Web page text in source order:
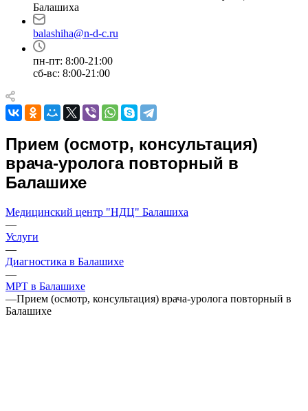
Балашиха
balashiha@n-d-c.ru
пн-пт: 8:00-21:00
сб-вс: 8:00-21:00
Прием (осмотр, консультация)
врача-уролога повторный в
Балашихе
Медицинский центр "НДЦ" Балашиха
—
Услуги
—
Диагностика в Балашихе
—
МРТ в Балашихе
—Прием (осмотр, консультация) врача-уролога повторный в
Балашихе